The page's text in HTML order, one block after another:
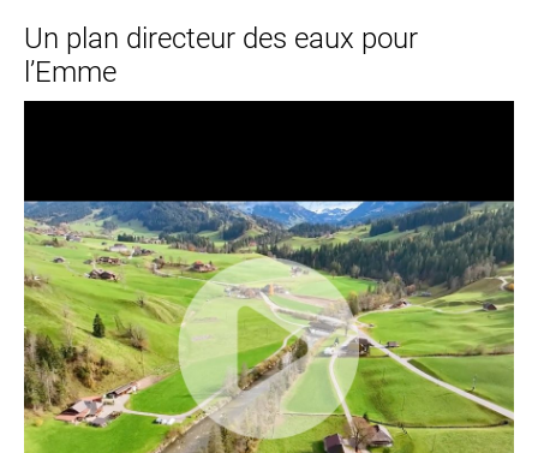
Un plan directeur des eaux pour
l’Emme